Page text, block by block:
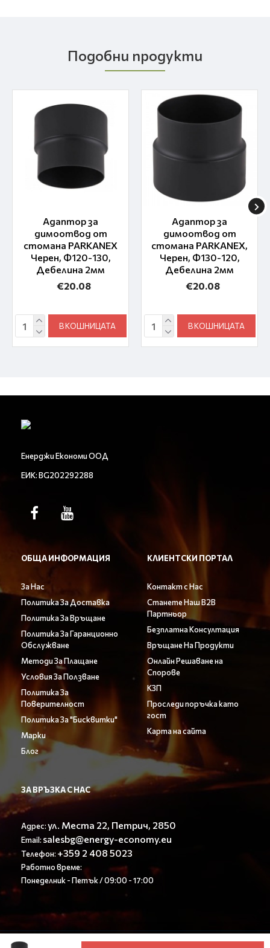
Подобни продукти
Адаптор за
димоотвод от
стомана PARKANEX
Черен, Ф120-130,
Дебелина 2мм
€20.08
В КОШНИЦАТА
Адаптор за
димоотвод от
стомана PARKANEX,
Черен, Ф130-120,
Дебелина 2мм
€20.08
В КОШНИЦАТА
Енерджи Економи ООД
ЕИК: BG202292288
ОБЩА ИНФОРМАЦИЯ
За Нас
Политика За Доставка
Политика За Връщане
Политика За Гаранционно
Обслужване
Методи За Плащане
Условия За Ползване
Политика За
Поверителност
Политика За "Бисквитки"
Марки
Блог
КЛИЕНТСКИ ПОРТАЛ
Контакт с Нас
Станете Наш B2B
Партньор
Безплатна Консултация
Връщане На Продукти
Онлайн Решаване на
Спорове
КЗП
Проследи поръчка като
гост
Карта на сайта
ЗА ВРЪЗКА С НАС
Адрес:ул. Места 22, Петрич, 2850
Email: salesbg@energy-economy.eu
Телефон: +359 2 408 5023
Работно време:
Понеделник - Петък / 09:00 - 17:00